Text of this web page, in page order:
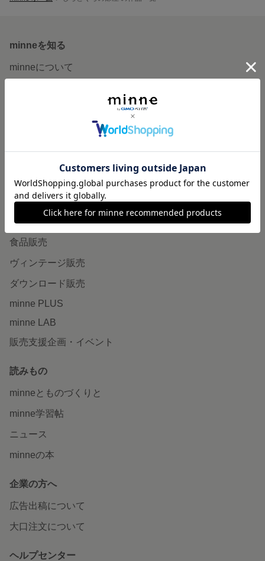
minneを知る
minneについて
ランキング
作品販売について
minneで売りたい
食品販売
ヴィンテージ販売
ダウンロード販売
minne PLUS
minne LAB
販売支援企画・イベント
読みもの
minneとものづくりと
minne学習帖
ニュース
minneの本
企業の方へ
広告出稿について
大口注文について
ヘルプセンター